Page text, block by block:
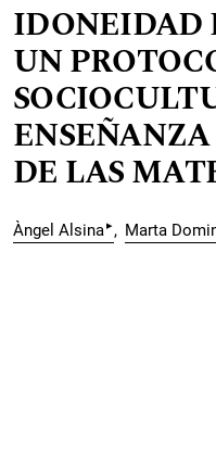
IDONEIDAD
UN
DE LAS
Àngel Alsina▸ Marta